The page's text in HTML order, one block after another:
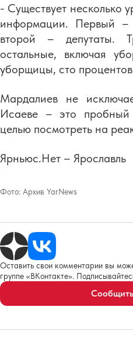
- Существует несколько
информации. Первый –
второй – депутаты.
остальные, включая
уборщицы, сто
Мардалиев не
Исаеве – это
целью посмотреть на
Ярньюс.Нет – Ярославль
Фото: Архив YarNews
Оставить свои комментарии вы
группе «ВКонтакте».